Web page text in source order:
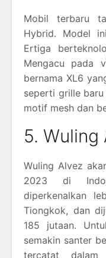
Mobil terbaru
Hybrid. Model
Ertiga
Mengacu pada
bernama XL6
seperti grille
motif mesh dan
5. Wuling
Wuling Alvez
2023 di
diperkenalkan
Tiongkok, dan
185 jutaan.
semakin santer
tercatat dalam